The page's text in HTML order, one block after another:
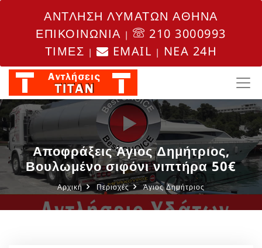
ΑΝΤΛΗΣΗ ΛΥΜΑΤΩΝ ΑΘΗΝΑ
ΕΠΙΚΟΙΝΩΝΙΑ |
210 3000993
ΤΙΜΕΣ | EMAIL | NEA 24H
Αποφράξεις Άγιος Δημήτριος,
Βουλωμένο σιφόνι νιπτήρα 50€
Αρχική Περιοχές Άγιος Δημήτριος